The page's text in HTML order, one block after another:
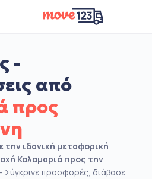
-
από
προς
την ιδανική μεταφορική
Καλαμαριά προς την
Σύγκρινε προσφορές, διάβασε